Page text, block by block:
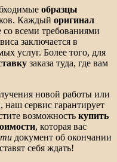
образцы
Каждый оригинал
со всеми требованиями
заключается в
услуг. Более того, для
заказа туда, где вам
новой работы или
наш сервис гарантирует
возможность купить
, которая вас
документ об окончании
себя ждать!